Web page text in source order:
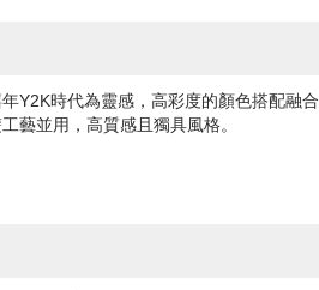
年Y2K時代為靈感，高彩度的顏色搭配融
藝並用，高質感且獨具風格。